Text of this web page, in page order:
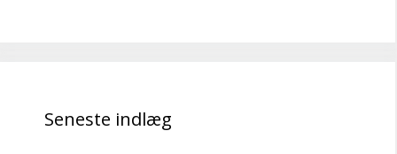
Seneste indlæg